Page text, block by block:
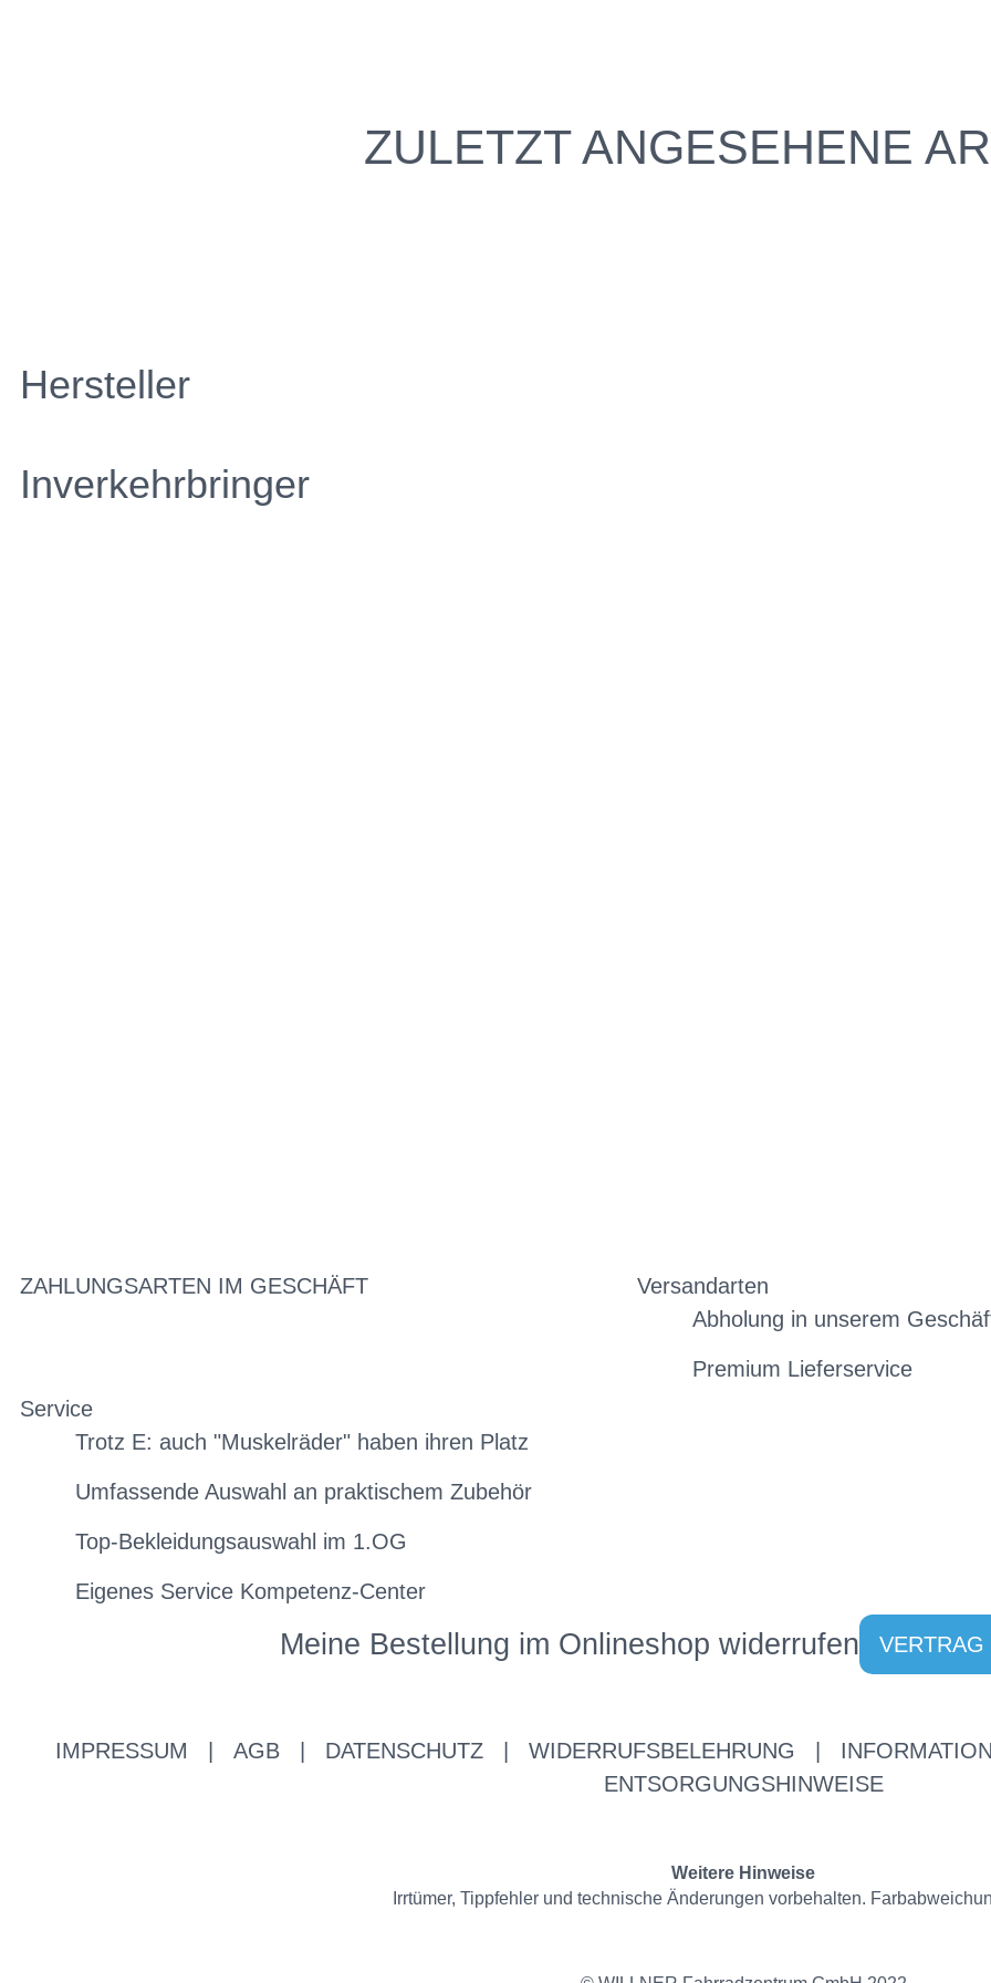
ZULETZT ANGESEHENE
Hersteller
Inverkehrbringer
ZAHLUNGSARTEN IM GESCHÄFT
Versandarten
Abholung in unserem
Premium Lieferservice
Service
Trotz E: auch "Muskelräder" haben ihren Platz
Umfassende Auswahl an praktischem Zubehör
Top-Bekleidungsauswahl im 1.OG
Eigenes Service Kompetenz-Center
Meine Bestellung im Onlineshop widerrufen VERTRAG
IMPRESSUM AGB DATENSCHUTZ WIDERRUFSBELEHRUNG
ENTSORGUNGSHINWEISE
Weitere Hinweise
Irrtümer, Tippfehler und technische Änderungen vorbehalten.